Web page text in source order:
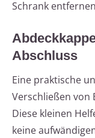
Schrank
Abschluss
Eine praktische
Verschließen von
Diese kleinen
keine